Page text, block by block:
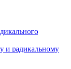
и радикальному